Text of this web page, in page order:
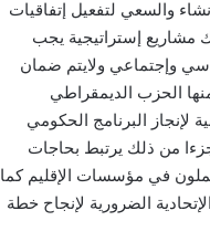
والسعي لتفعيل إتفاقيات
مشاريع إستراتيجية يجب
وإجتماعي ولايتم ضمان
الحزب الديمقراطي
لإنجاز البرنامج الحكومي
من ذلك يرتبط بحاجات
في مؤسسات الإقليم كما
الضرورية لإنجاح خطة